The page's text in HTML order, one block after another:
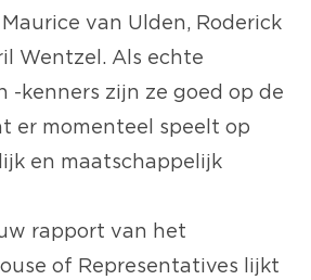
van Ulden, Roderick
Wentzel. Als echte
-kenners zijn ze goed op de
er momenteel speelt op
en maatschappelijk
rapport van het
of Representatives lijkt